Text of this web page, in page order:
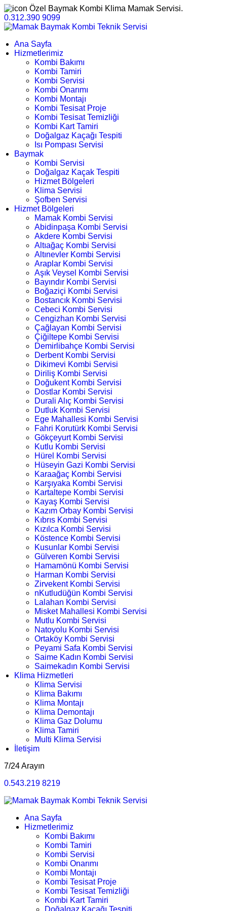
Özel Baymak Kombi Klima Mamak Servisi.
0.312.390 9099
Ana Sayfa
Hizmetlerimiz
Kombi Bakımı
Kombi Tamiri
Kombi Servisi
Kombi Onarımı
Kombi Montajı
Kombi Tesisat Proje
Kombi Tesisat Temizliği
Kombi Kart Tamiri
Doğalgaz Kaçağı Tespiti
Isı Pompası Servisi
Baymak
Kombi Servisi
Doğalgaz Kaçak Tespiti
Hizmet Bölgeleri
Klima Servisi
Şofben Servisi
Hizmet Bölgeleri
Mamak Kombi Servisi
Abidinpaşa Kombi Servisi
Akdere Kombi Servisi
Altıağaç Kombi Servisi
Altınevler Kombi Servisi
Araplar Kombi Servisi
Aşık Veysel Kombi Servisi
Bayındır Kombi Servisi
Boğaziçi Kombi Servisi
Bostancık Kombi Servisi
Cebeci Kombi Servisi
Cengizhan Kombi Servisi
Çağlayan Kombi Servisi
Çiğiltepe Kombi Servisi
Demirlibahçe Kombi Servisi
Derbent Kombi Servisi
Dikimevi Kombi Servisi
Diriliş Kombi Servisi
Doğukent Kombi Servisi
Dostlar Kombi Servisi
Durali Alıç Kombi Servisi
Dutluk Kombi Servisi
Ege Mahallesi Kombi Servisi
Fahri Korutürk Kombi Servisi
Gökçeyurt Kombi Servisi
Kutlu Kombi Servisi
Hürel Kombi Servisi
Hüseyin Gazi Kombi Servisi
Karaağaç Kombi Servisi
Karşıyaka Kombi Servisi
Kartaltepe Kombi Servisi
Kayaş Kombi Servisi
Kazım Orbay Kombi Servisi
Kıbrıs Kombi Servisi
Kızılca Kombi Servisi
Köstence Kombi Servisi
Kusunlar Kombi Servisi
Gülveren Kombi Servisi
Hamamönü Kombi Servisi
Harman Kombi Servisi
Zirvekent Kombi Servisi
nKutludüğün Kombi Servisi
Lalahan Kombi Servisi
Misket Mahallesi Kombi Servisi
Mutlu Kombi Servisi
Natoyolu Kombi Servisi
Ortaköy Kombi Servisi
Peyami Safa Kombi Servisi
Saime Kadın Kombi Servisi
Saimekadın Kombi Servisi
Klima Hizmetleri
Klima Servisi
Klima Bakımı
Klima Montajı
Klima Demontajı
Klima Gaz Dolumu
Klima Tamiri
Multi Klima Servisi
İletişim
7/24 Arayın
0.543.219 8219
Ana Sayfa
Hizmetlerimiz
Kombi Bakımı
Kombi Tamiri
Kombi Servisi
Kombi Onarımı
Kombi Montajı
Kombi Tesisat Proje
Kombi Tesisat Temizliği
Kombi Kart Tamiri
Doğalgaz Kaçağı Tespiti